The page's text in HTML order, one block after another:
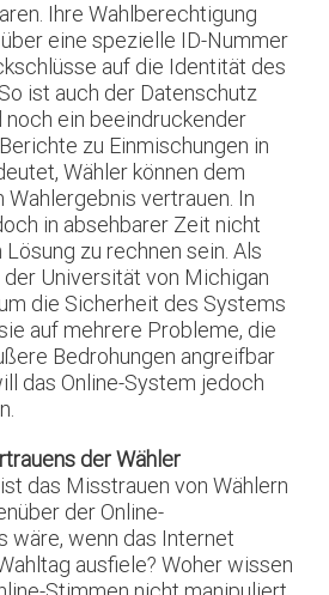
Ihre Wahlberechtigung
eine spezielle ID-Nummer
auf die Identität des
ist auch der Datenschutz
ein beeindruckender
zu Einmischungen in
Wähler können dem
Wahlergebnis vertrauen. In
in absehbarer Zeit nicht
zu rechnen sein. Als
Universität von Michigan
die Sicherheit des Systems
auf mehrere Probleme, die
Bedrohungen angreifbar
das Online-System jedoch
der Wähler
das Misstrauen von Wählern
der Online-
wäre, wenn das Internet
ausfiele? Woher wissen